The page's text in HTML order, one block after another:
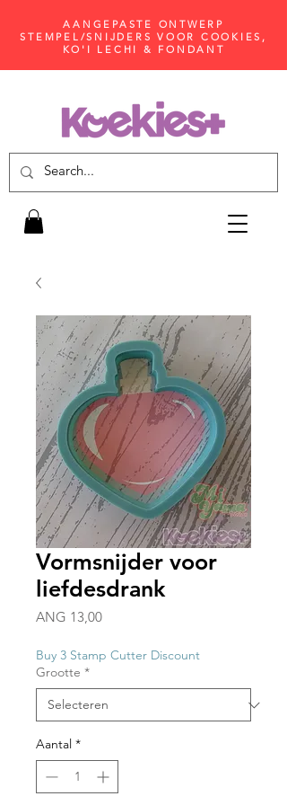
AANGEPASTE ONTWERP
STEMPEL/SNIJDERS VOOR COOKIES,
KO'I LECHI & FONDANT
Vormsnijder voor
liefdesdrank
ANG 13,00Prijs
Buy 3 Stamp Cutter Discount
Grootte *
Aantal *